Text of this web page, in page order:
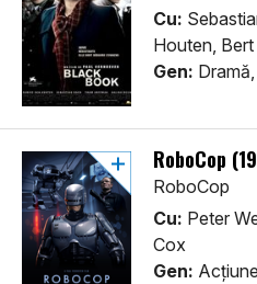
Cu:
Houten,
Gen:
RoboCop
RoboCop
Cu: Peter
Cox
Gen: